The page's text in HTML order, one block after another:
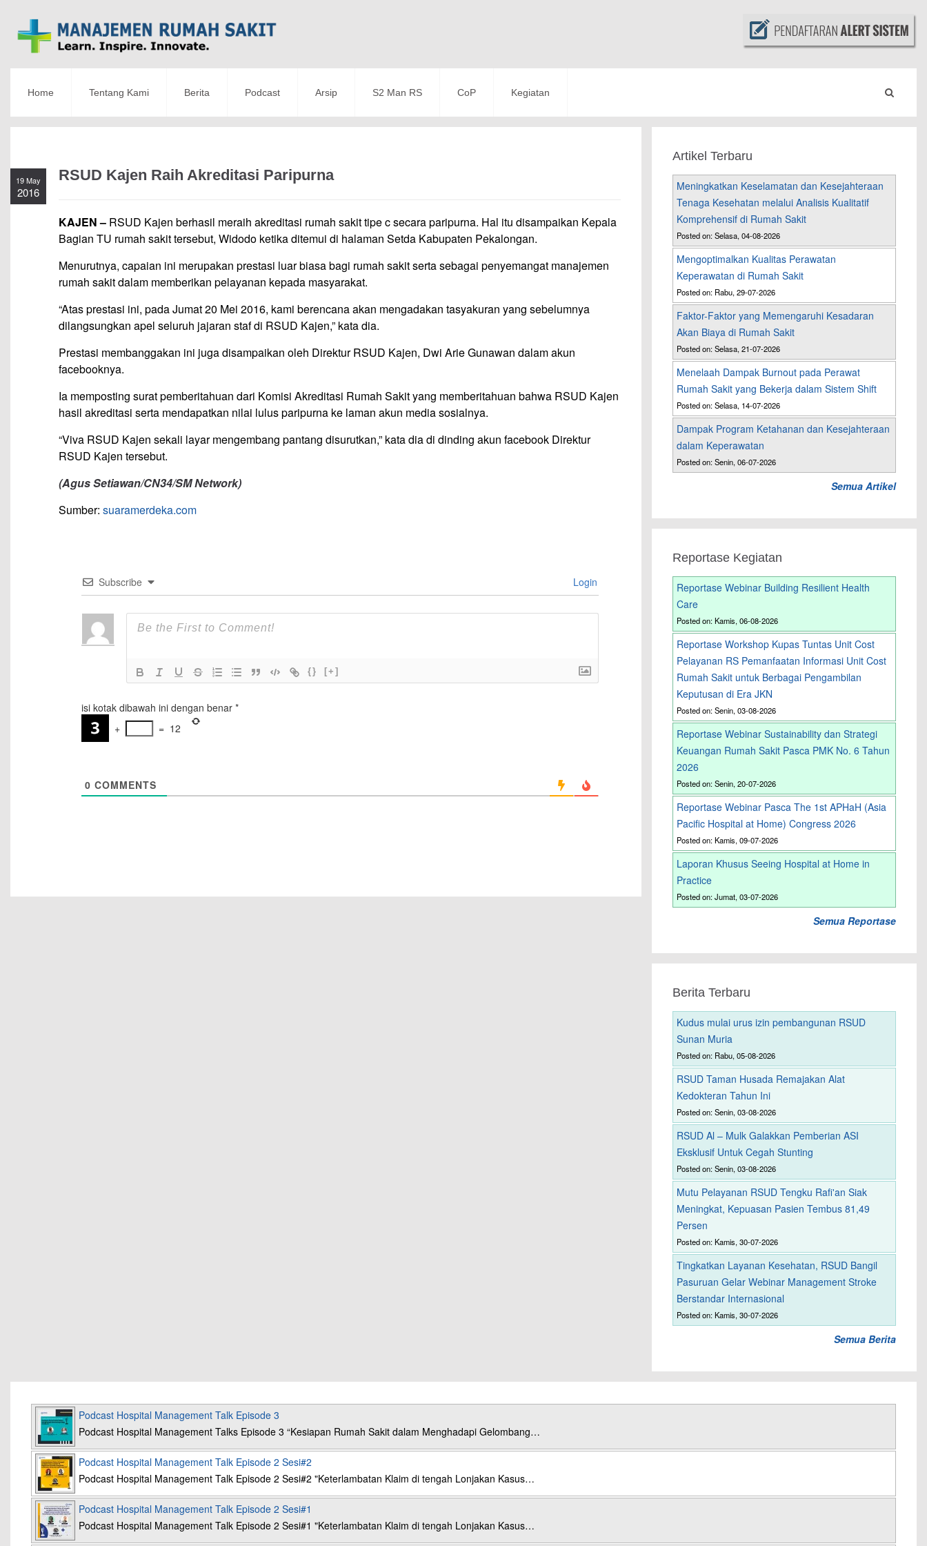
Home Tentang Kami Berita Podcast Arsip S2 Man RS CoP Kegiatan
19 May
2016
RSUD Kajen Raih Akreditasi Paripurna
KAJEN – RSUD Kajen berhasil meraih akreditasi rumah sakit tipe c secara paripurna. Hal itu disampaikan Kepala
Bagian TU rumah sakit tersebut, Widodo ketika ditemui di halaman Setda Kabupaten Pekalongan.
Menurutnya, capaian ini merupakan prestasi luar biasa bagi rumah sakit serta sebagai penyemangat manajemen
rumah sakit dalam memberikan pelayanan kepada masyarakat.
“Atas prestasi ini, pada Jumat 20 Mei 2016, kami berencana akan mengadakan tasyakuran yang sebelumnya
dilangsungkan apel seluruh jajaran staf di RSUD Kajen,” kata dia.
Prestasi membanggakan ini juga disampaikan oleh Direktur RSUD Kajen, Dwi Arie Gunawan dalam akun
facebooknya.
Ia memposting surat pemberitahuan dari Komisi Akreditasi Rumah Sakit yang memberitahuan bahwa RSUD Kajen
hasil akreditasi serta mendapatkan nilai lulus paripurna ke laman akun media sosialnya.
“Viva RSUD Kajen sekali layar mengembang pantang disurutkan,” kata dia di dinding akun facebook Direktur
RSUD Kajen tersebut.
(Agus Setiawan/CN34/SM Network)
Sumber: suaramerdeka.com
Subscribe Login
{} [+]
isi kotak dibawah ini dengan benar*
+
= 12
0 COMMENTS
Artikel Terbaru
Meningkatkan Keselamatan dan Kesejahteraan
Tenaga Kesehatan melalui Analisis Kualitatif
Komprehensif di Rumah Sakit
Posted on: Selasa, 04-08-2026
Mengoptimalkan Kualitas Perawatan
Keperawatan di Rumah Sakit
Posted on: Rabu, 29-07-2026
Faktor-Faktor yang Memengaruhi Kesadaran
Akan Biaya di Rumah Sakit
Posted on: Selasa, 21-07-2026
Menelaah Dampak Burnout pada Perawat
Rumah Sakit yang Bekerja dalam Sistem Shift
Posted on: Selasa, 14-07-2026
Dampak Program Ketahanan dan Kesejahteraan
dalam Keperawatan
Posted on: Senin, 06-07-2026
Semua Artikel
Reportase Kegiatan
Reportase Webinar Building Resilient Health
Care
Posted on: Kamis, 06-08-2026
Reportase Workshop Kupas Tuntas Unit Cost
Pelayanan RS Pemanfaatan Informasi Unit Cost
Rumah Sakit untuk Berbagai Pengambilan
Keputusan di Era JKN
Posted on: Senin, 03-08-2026
Reportase Webinar Sustainability dan Strategi
Keuangan Rumah Sakit Pasca PMK No. 6 Tahun
2026
Posted on: Senin, 20-07-2026
Reportase Webinar Pasca The 1st APHaH (Asia
Pacific Hospital at Home) Congress 2026
Posted on: Kamis, 09-07-2026
Laporan Khusus Seeing Hospital at Home in
Practice
Posted on: Jumat, 03-07-2026
Semua Reportase
Berita Terbaru
Kudus mulai urus izin pembangunan RSUD
Sunan Muria
Posted on: Rabu, 05-08-2026
RSUD Taman Husada Remajakan Alat
Kedokteran Tahun Ini
Posted on: Senin, 03-08-2026
RSUD Al – Mulk Galakkan Pemberian ASI
Eksklusif Untuk Cegah Stunting
Posted on: Senin, 03-08-2026
Mutu Pelayanan RSUD Tengku Rafi'an Siak
Meningkat, Kepuasan Pasien Tembus 81,49
Persen
Posted on: Kamis, 30-07-2026
Tingkatkan Layanan Kesehatan, RSUD Bangil
Pasuruan Gelar Webinar Management Stroke
Berstandar Internasional
Posted on: Kamis, 30-07-2026
Semua Berita
Podcast Hospital Management Talk Episode 3
Podcast Hospital Management Talks Episode 3 “Kesiapan Rumah Sakit dalam Menghadapi Gelombang…
Podcast Hospital Management Talk Episode 2 Sesi#2
Podcast Hospital Management Talk Episode 2 Sesi#2 "Keterlambatan Klaim di tengah Lonjakan Kasus…
Podcast Hospital Management Talk Episode 2 Sesi#1
Podcast Hospital Management Talk Episode 2 Sesi#1 "Keterlambatan Klaim di tengah Lonjakan Kasus…